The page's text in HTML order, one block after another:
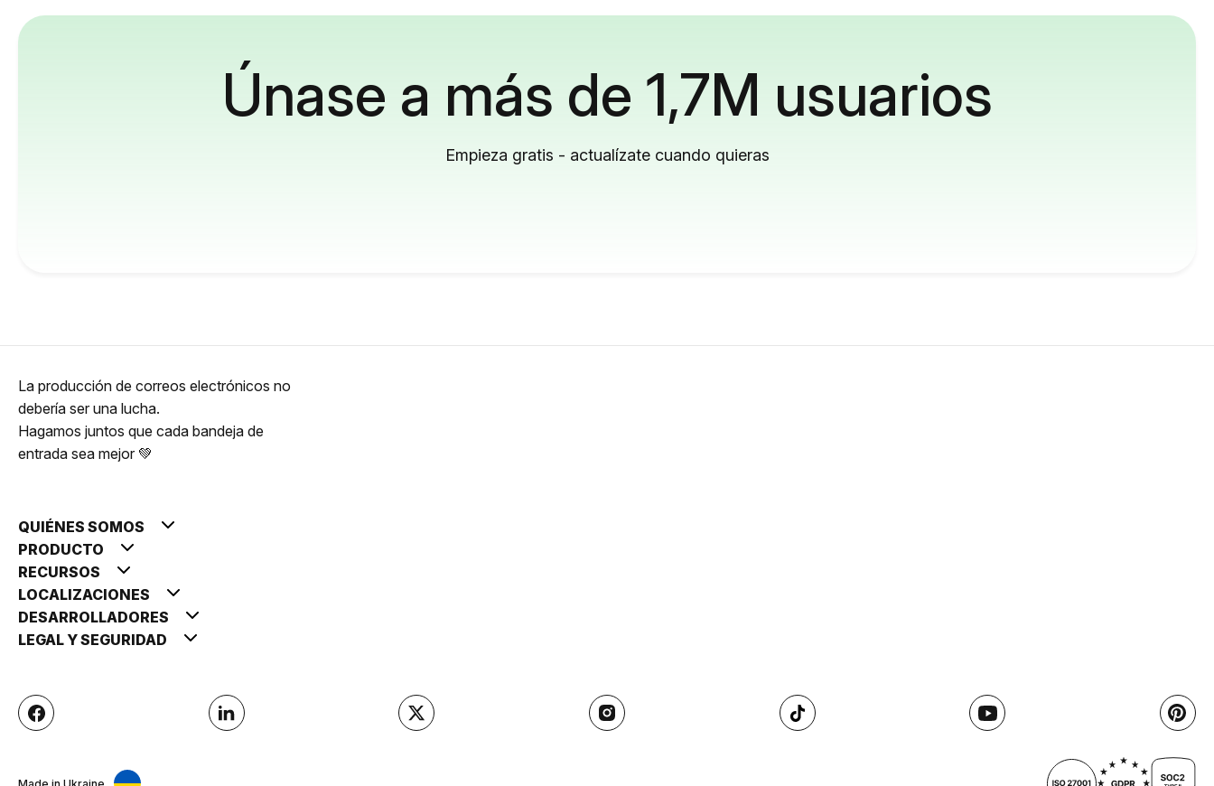
Únase a más de 1,7M usuarios
Empieza gratis - actualízate cuando quieras
La producción de correos electrónicos no
debería ser una lucha.
Hagamos juntos que cada bandeja de
entrada sea mejor 💚
QUIÉNES SOMOS
PRODUCTO
RECURSOS
LOCALIZACIONES
DESARROLLADORES
LEGAL Y SEGURIDAD